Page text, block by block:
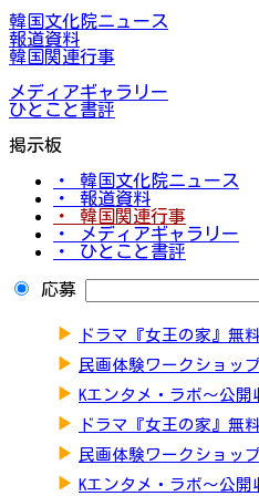
韓国文化院ニュース
報道資料
韓国関連行事
メディアギャラリー
ひとこと書評
掲示板
・ 韓国文化院ニュース
・ 報道資料
・ 韓国関連行事
・ メディアギャラリー
・ ひとこと書評
応募
▶ ドラマ『女王の家』無
▶ 民画体験ワークショッ
▶ Kエンタメ・ラボ～公開
▶ ドラマ『女王の家』無
▶ 民画体験ワークショッ
▶ Kエンタメ・ラボ～公開